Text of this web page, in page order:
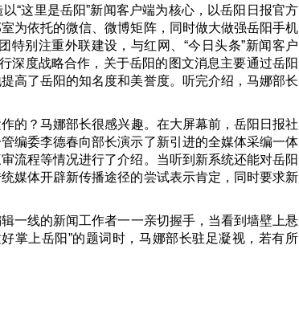
“这里是岳阳”新闻客户端为核心，以岳阳日报官方
为依托的微信、微博矩阵，同时做大做强岳阳手机
别注重外联建设，与红网、“今日头条”新闻客户
深度战略合作，关于岳阳的图文消息主要通过岳阳
高了岳阳的知名度和美誉度。听完介绍，马娜部长
的？马娜部长很感兴趣。在大屏幕前，岳阳日报社
编委李德春向部长演示了新引进的全媒体采编一体
流程等情况进行了介绍。当听到新系统还能对岳阳
媒体开辟新传播途径的尝试表示肯定，同时要求新
一线的新闻工作者一一亲切握手，当看到墙壁上悬
掌上岳阳”的题词时，马娜部长驻足凝视，若有所